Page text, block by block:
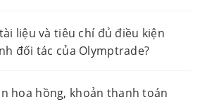
liệu và tiêu chí đủ điều kiện
đối tác của Olymptrade?
hoa hồng, khoản thanh toán